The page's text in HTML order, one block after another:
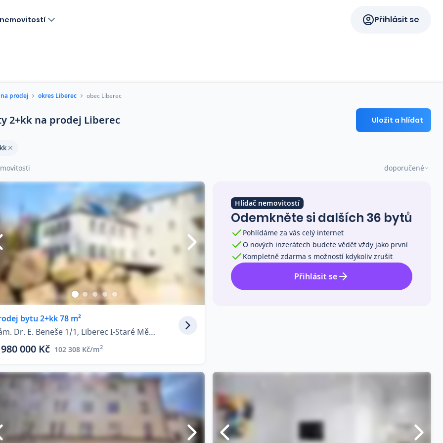
Přihlásit se
prodej okres Liberec obec Liberec
2+kk na prodej Liberec Uložit a hlídat
doporučené
bytu 2+kk 78 m²
nám. Dr. E. Beneše 1/1, Liberec I-Staré Město
000 Kč 102 308 Kč/m2
Hlídač nemovitostí
Odemkněte si dalších 36 bytů
Pohlídáme za vás celý internet
O nových inzerátech budete vědět vždy jako první
Kompletně zdarma s možností kdykoliv zrušit
Přihlásit se